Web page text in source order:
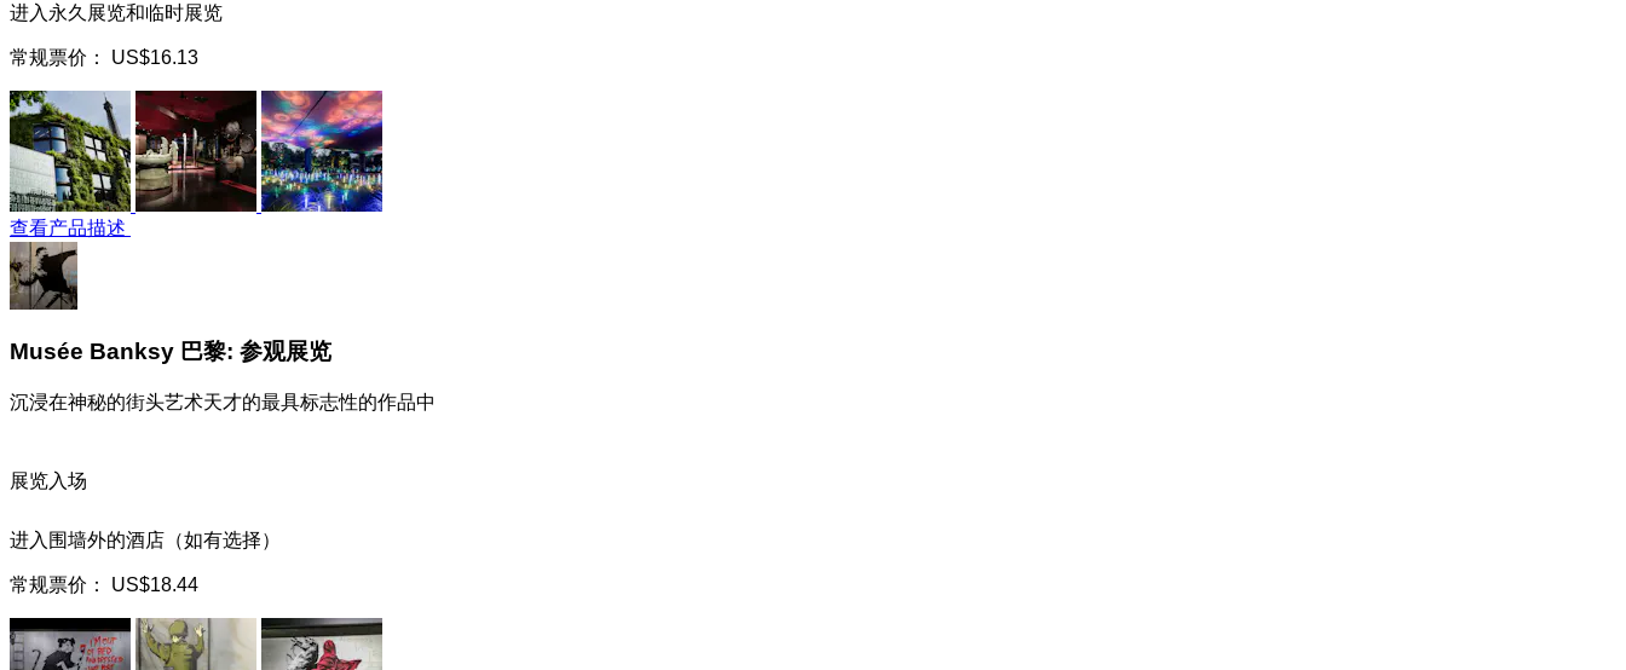
进入永久展览和临时展览
常规票价： US$16.13
查看产品描述
Musée Banksy 巴黎: 参观展览
沉浸在神秘的街头艺术天才的最具标志性的作品中
展览入场
进入围墙外的酒店（如有选择）
常规票价： US$18.44